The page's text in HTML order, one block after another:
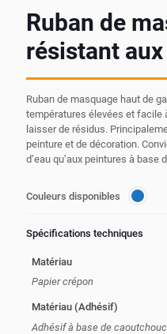
Ruban de
résistant aux
Ruban de masquage haut de
températures élevées et facile
laisser de résidus.
peinture et de décoration.
d’eau qu’aux peintures à base
Couleurs disponibles
Spécifications techniques
Matériau
Papier crépon
Matériau (Adhésif)
Adhésif à base de